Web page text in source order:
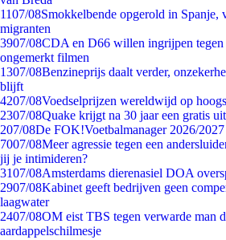
1107/08Smokkelbende opgerold in Spanje,
migranten
3907/08CDA en D66 willen ingrijpen tegen
ongemerkt filmen
1307/08Benzineprijs daalt verder,
blijft
4207/08Voedselprijzen wereldwijd op
2307/08Quake krijgt na 30 jaar een gratis
207/08De FOK!Voetbalmanager 2026/2027
7007/08Meer agressie tegen een
jij je intimideren?
3107/08Amsterdams dierenasiel DOA
2907/08Kabinet geeft bedrijven geen
laagwater
2407/08OM eist TBS tegen verwarde man
aardappelschilmesje